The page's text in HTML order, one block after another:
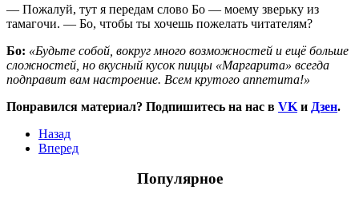
— Пожалуй, тут я передам слово Бо — моему зверьку из
тамагочи. — Бо, чтобы ты хочешь пожелать читателям?
Бо: «Будьте собой, вокруг много возможностей и ещё больше
сложностей, но вкусный кусок пиццы «Маргарита» всегда
подправит вам настроение. Всем крутого аппетита!»
Понравился материал? Подпишитесь на нас в VK и Дзен.
Назад
Вперед
Популярное